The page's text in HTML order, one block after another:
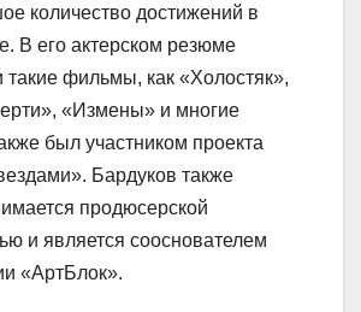
количество достижений в
В его актерском резюме
такие фильмы, как «Холостяк»,
«Измены» и многие
был участником проекта
Бардуков также
продюсерской
и является сооснователем
«АртБлок».